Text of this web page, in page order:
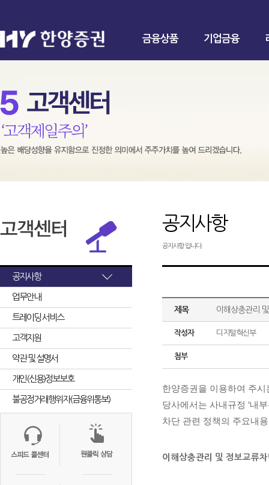
금융상품 기업금융
공지사항
업무안내
트레이딩 서비스
고객지원
약관 및 설명서
개인(신용)정보보호
불공정거래행위자(금융위통보)
공지사항
공지사항 입니다.
제목 이해상충관리
작성자 디지털혁신부
첨부
한양증권을 이용하여 주
당사에서는 사내규정 ‘내
차단 관련 정책의 주요내
이해상충관리 및 정보교류